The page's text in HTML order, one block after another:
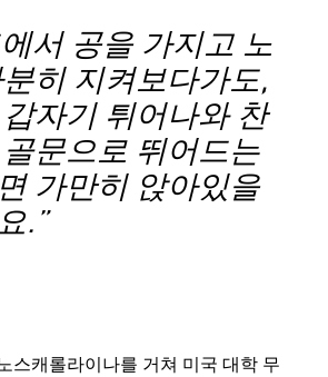
서 공을 가지고 노
히 지켜보다가도,
자기 튀어나와 찬
문으로 뛰어드는
가만히 앉아있을
.”
스캐롤라이나를 거쳐 미국 대학 무